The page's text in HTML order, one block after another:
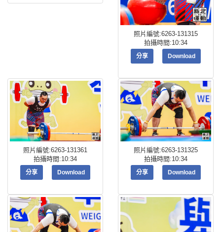
照片編號:6263-131315
拍攝時間:10:34
分享 Download
照片編號:6263-131361
拍攝時間:10:34
分享 Download
照片編號:6263-131325
拍攝時間:10:34
分享 Download